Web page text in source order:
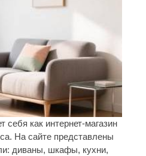
себя как интернет-магазин
На сайте представлены
диваны, шкафы, кухни,